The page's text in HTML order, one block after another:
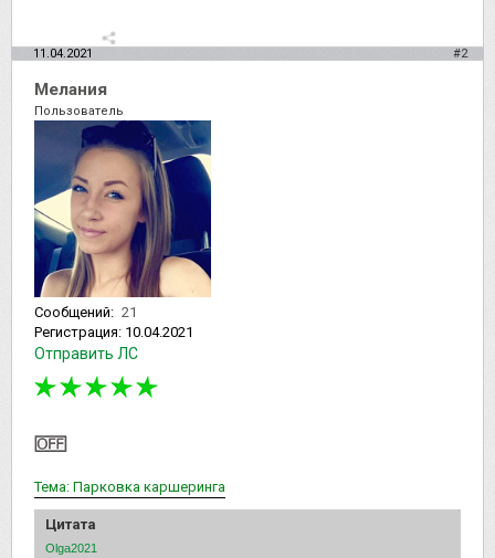
11.04.2021 #2
Мелания
Пользователь
Сообщений: 21
Регистрация: 10.04.2021
Отправить ЛС
Тема: Парковка каршеринга
Цитата
Olga2021